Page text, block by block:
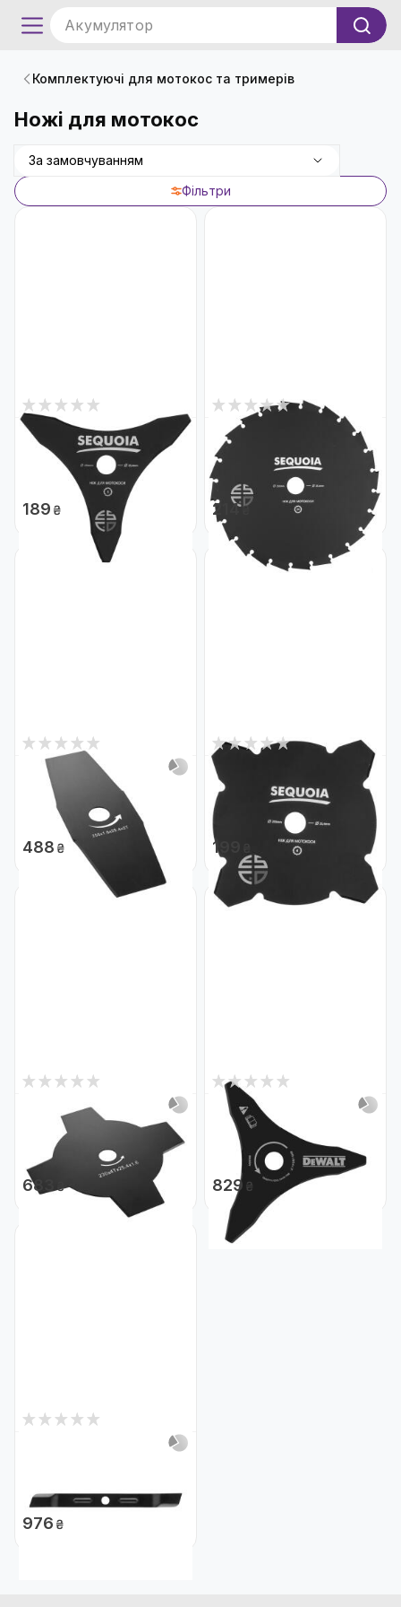
Акумулятор
Комплектуючі для мотокос та тримерів
Ножі для мотокос
За замовчуванням
Фільтри
Немає в наявності
Ніж SEQUOIA GB3-255 GB3-
Код: 28910
189 ₴
0
Немає в наявності
Ніж SEQUOIA GB24-255
GB24-255
Код: 28909
214 ₴
Немає в наявності
Ніж DeWALT DT20654
DT20654
Код: 28634
488 ₴
0
Ніж SEQUOIA GB4-255 GB4-
255
Код: 28911
199
Немає в наявності
Ніж DeWALT DT20655
DT20655
Код: 28635
683 ₴
Немає в наявності
Ніж DeWALT DT20653
DT20653
Код: 28633
829 ₴
Код: 28636
976 ₴